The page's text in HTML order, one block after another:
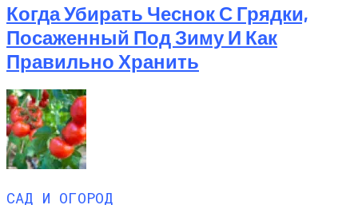
Когда Убирать Чеснок С Грядки,
Посаженный Под Зиму И Как
Правильно Хранить
САД И ОГОРОД